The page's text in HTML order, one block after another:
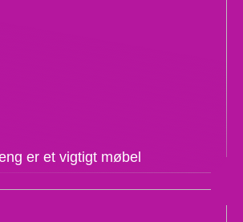
er et vigtigt møbel